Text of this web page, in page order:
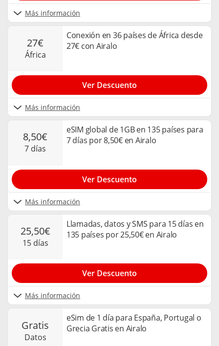
Más información
27€
áfrica
Conexión en 36 países de África desde
27€ con Airalo
Más información
Ver Descuento
8,50€
7 días
eSIM global de 1GB en 135 países para
7 días por 8,50€ en Airalo
Más información
Ver Descuento
25,50€
15 días
Llamadas, datos y SMS para 15 días en
135 países por 25,50€ en Airalo
Más información
Ver Descuento
gratis
datos
eSim de 1 día para España, Portugal o
Grecia Gratis en Airalo